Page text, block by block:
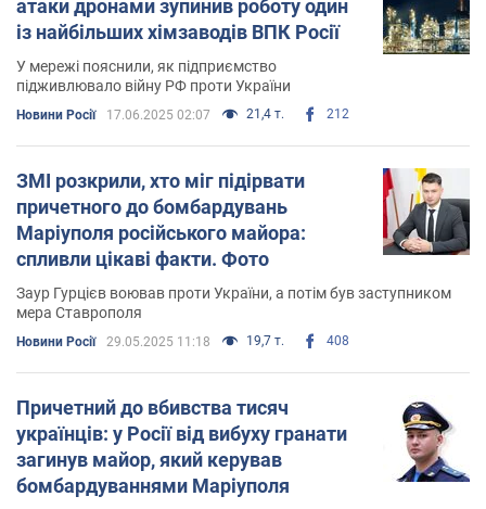
атаки дронами зупинив роботу один
із найбільших хімзаводів ВПК Росії
У мережі пояснили, як підприємство
підживлювало війну РФ проти України
Новини Росії 17.06.2025 02:07 21,4 т. 212
ЗМІ розкрили, хто міг підірвати
причетного до бомбардувань
Маріуполя російського майора:
спливли цікаві факти. Фото
Заур Гурцієв воював проти України, а потім був заступником
мера Ставрополя
Новини Росії 29.05.2025 11:18 19,7 т. 408
Причетний до вбивства тисяч
українців: у Росії від вибуху гранати
загинув майор, який керував
бомбардуваннями Маріуполя